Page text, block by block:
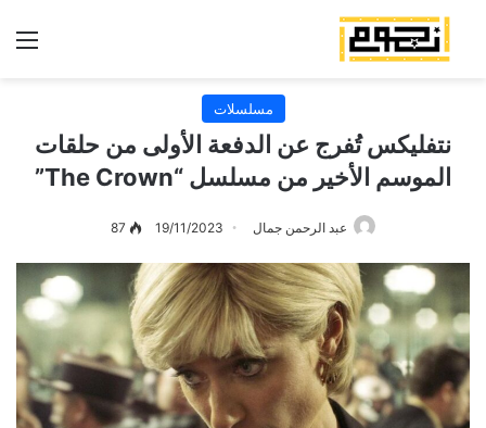
مسلسلات
نتفليكس تُفرج عن الدفعة الأولى من حلقات
الموسم الأخير من مسلسل “The Crown”
عبد الرحمن جمال 19/11/2023
87